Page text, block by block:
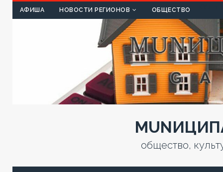
АФИША НОВОСТИ РЕГИОНОВ ОБЩЕСТВО
общество,